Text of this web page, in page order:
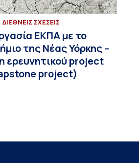
ΔΙΕΘΝΕΙΣ ΣΧΕΣΕΙΣ
ΕΚΠΑ με το
της Νέας Υόρκης –
ερευνητικού project
project)